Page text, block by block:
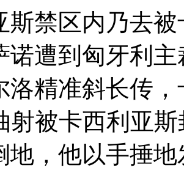
斯禁区内乃去
诺遭到匈牙利
洛精准斜长传
射被卡西利亚
地，他以手捶